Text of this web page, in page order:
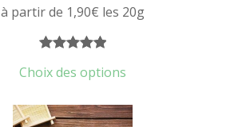
à partir de 1,90€ les 20g
sur 5
notations
Choix des options